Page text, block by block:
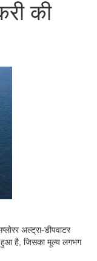
की
अल्ट्रा-डीपवाटर
हुआ है, जिसका मूल्य लगभग